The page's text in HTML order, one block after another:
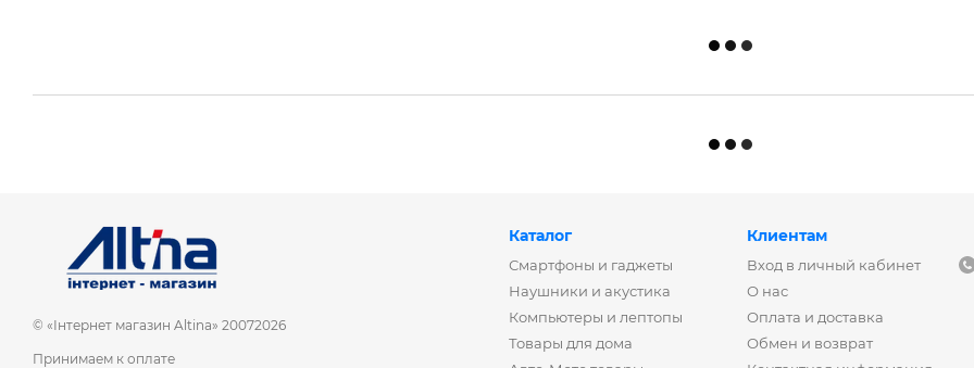
© «Інтернет магазин Altina» 20072026
Принимаем к оплате
Каталог
Смартфоны и гаджеты
Наушники и акустика
Компьютеры и лептопы
Товары для дома
Клиентам
Вход в личный кабинет
О нас
Оплата и доставка
Обмен и возврат